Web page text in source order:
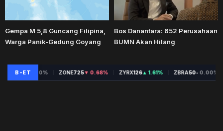
Gempa M 5,8 Guncang Filipina,
Warga Panik-Gedung Goyang
Bos Danantara: 652 Perusahaan
BUMN Akan Hilang